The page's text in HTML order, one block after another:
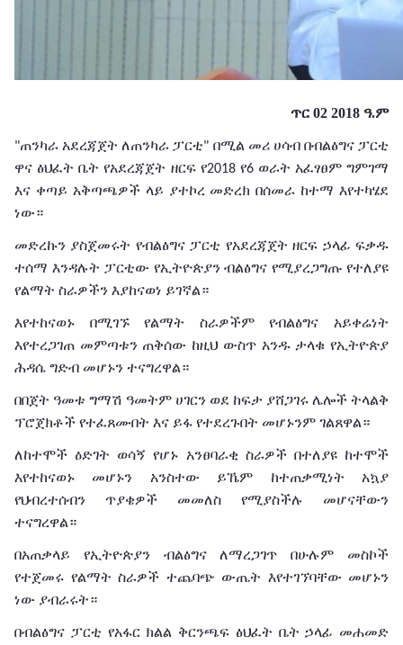
ጥር 02 2018 ዓ.ም
"ጠንካራ አደረጃጀት ለጠንካራ ፓርቲ" በሚል መሪ ሀሳብ በብልፅግና ፓርቲ
ዋና ፅህፈት ቤት የአደረጃጀት ዘርፍ የ2018 የ6 ወራት አፈፃፀም ግምገማ
እና ቀጣይ አቅጣጫዎች ላይ ያተኮረ መድረክ በሰመራ ከተማ እየተካሄደ
ነው።
መድረኩን ያስጀመሩት የብልፅግና ፓርቲ የአደረጃጀት ዘርፍ ኃላፊ ፍቃዱ
ተሰማ እንዳሉት ፓርቲው የኢትዮጵያን ብልፅግና የሚያረጋግጡ የተለያዩ
የልማት ስራዎችን እያከናወነ ይገኛል።
እየተከናወኑ በሚገኙ የልማት ስራዎችም የብልፅግና
አይቀሬነት
እየተረጋገጠ መምጣቱን ጠቅሰው ከዚህ ውስጥ አንዱ ታላቁ የኢትዮጵያ
ሕዳሴ ግድብ መሆኑን ተናግረዋል።
በበጀት ዓመቱ ግማሽ ዓመትም ሀገርን ወደ ከፍታ ያሸጋገሩ ሌሎች ትላልቅ
ፕሮጀክቶች የተፈጸሙበት እና ይፋ የተደረጉበት መሆኑንም ገልጸዋል።
ለከተሞች ዕድገት ወሳኝ የሆኑ አንፀባራቂ ስራዎች በተለያዩ ከተሞች
እየተከናወኑ
መሆኑን አንስተው ይኼም ከተጠቃሚነት
አኳያ
የህብረተሰብን
ጥያቄዎች መመለስ የሚያስችሉ
መሆናቸውን
ተናግረዋል።
በአጠቃላይ የኢትዮጵያን ብልፅግና ለማረጋገጥ በሁሉም
መስኮች
የተጀመሩ የልማት ስራዎች ተጨባጭ ውጤት እየተገኘባቸው መሆኑን
ነው ያብራሩት።
በብልፅግና ፓርቲ የአፋር ክልል ቅርንጫፍ ፅህፈት ቤት ኃላፊ መሐመድ